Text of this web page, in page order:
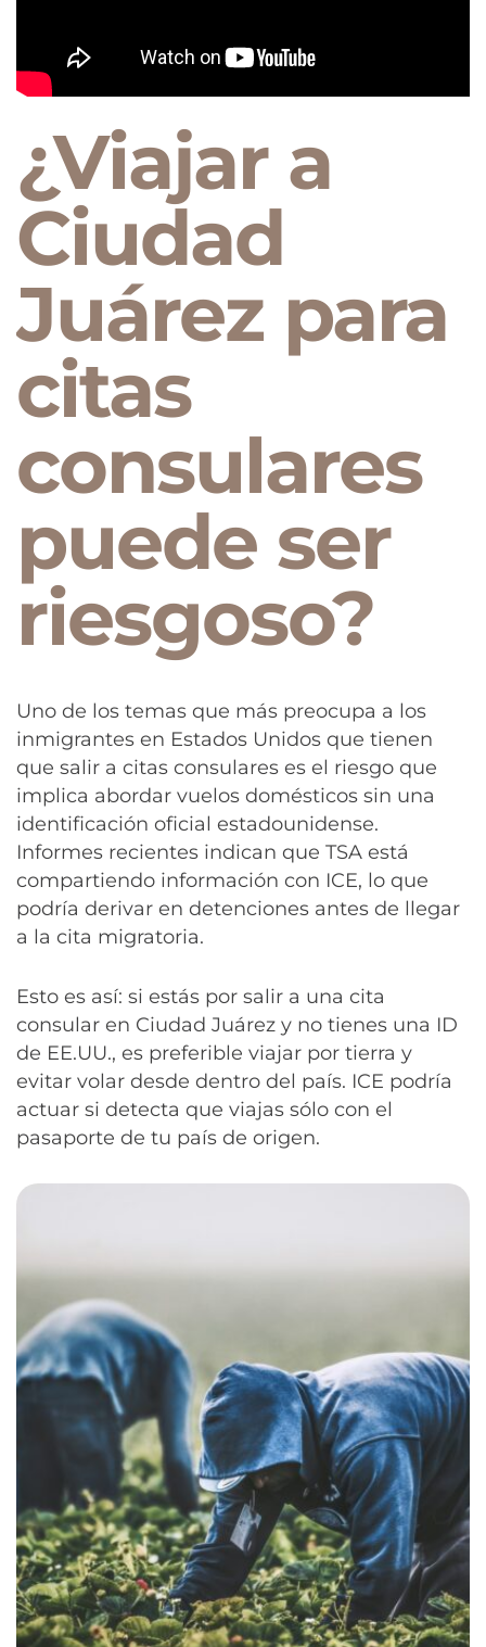
¿Viajar a
Ciudad
Juárez para
citas
consulares
puede ser
riesgoso?
Uno de los temas que más preocupa a los
inmigrantes en Estados Unidos que tienen
que salir a citas consulares es el riesgo que
implica abordar vuelos domésticos sin una
identificación oficial estadounidense.
Informes recientes indican que TSA está
compartiendo información con ICE, lo que
podría derivar en detenciones antes de llegar
a la cita migratoria.
Esto es así: si estás por salir a una cita
consular en Ciudad Juárez y no tienes una ID
de EE.UU., es preferible viajar por tierra y
evitar volar desde dentro del país. ICE podría
actuar si detecta que viajas sólo con el
pasaporte de tu país de origen.